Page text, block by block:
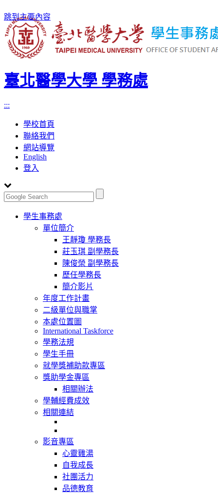
跳到主要內容
臺北醫學大學 學務處
:::
學校首頁
聯絡我們
網站導覽
English
登入
Toggle
navigation
學生事務處
單位簡介
王靜瓊 學務長
莊玉琪 副學務長
陳俊榮 副學務長
歷任學務長
簡介影片
年度工作計畫
二級單位與職掌
本處位置圖
International Taskforce
學務法規
學生手冊
就學獎補助款專區
獎助學金專區
相關辦法
學輔經費成效
相關連結
影音專區
心靈雞湯
自我成長
社團活力
品德教育